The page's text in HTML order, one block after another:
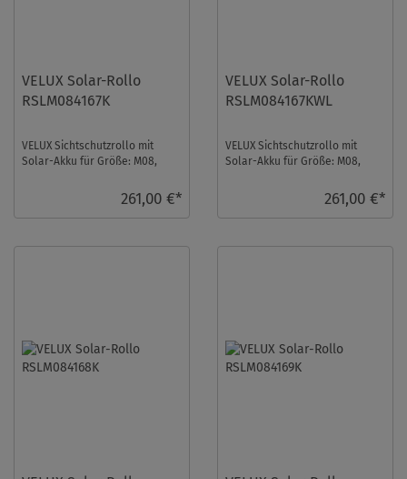
VELUX Solar-Rollo
RSLM084167K
VELUX Sichtschutzrollo mit
Solar-Akku für Größe: M08,
261,00 €*
VELUX Solar-Rollo
RSLM084167KWL
VELUX Sichtschutzrollo mit
Solar-Akku für Größe: M08,
261,00 €*